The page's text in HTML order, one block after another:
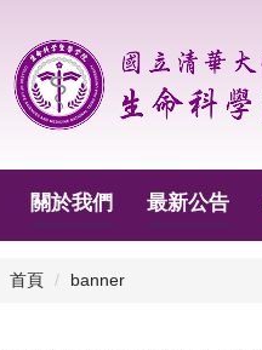
關於我們 最新公告
首頁 banner